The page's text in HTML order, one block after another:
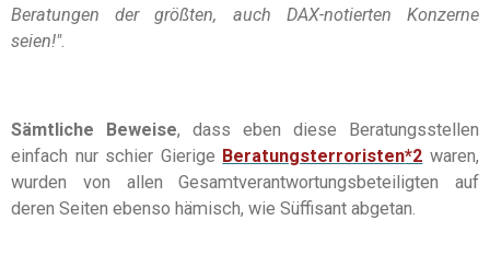
Beratungen der größten, auch DAX-notierten Konzerne
seien!".
Sämtliche Beweise, dass eben diese Beratungsstellen
einfach nur schier Gierige Beratungsterroristen*2 waren,
wurden von allen Gesamtverantwortungsbeteiligten auf
deren Seiten ebenso hämisch, wie Süffisant abgetan.